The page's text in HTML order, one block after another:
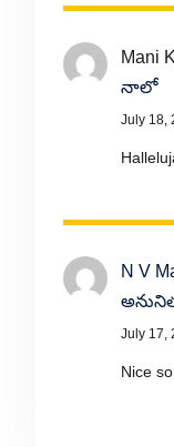
Mani
నాలో
July 18,
N V
July 17,
Nice